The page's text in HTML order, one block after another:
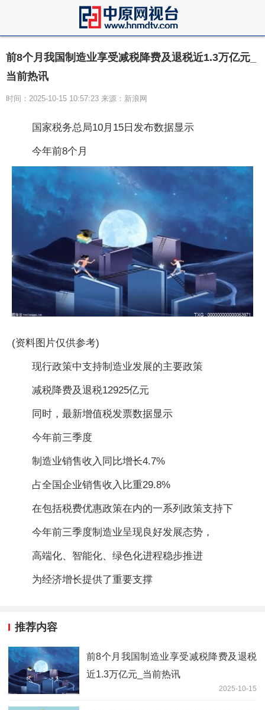
前8个月我国制造业享受减税降费及退税近1.3万亿元_
当前热讯
时间：2025-10-15 10:57:23 来源：新浪网
国家税务总局10月15日发布数据显示
今年前8个月
(资料图片仅供参考)
现行政策中支持制造业发展的主要政策
减税降费及退税12925亿元
同时，最新增值税发票数据显示
今年前三季度
制造业销售收入同比增长4.7%
占全国企业销售收入比重29.8%
在包括税费优惠政策在内的一系列政策支持下
今年前三季度制造业呈现良好发展态势，
高端化、智能化、绿色化进程稳步推进
为经济增长提供了重要支撑
推荐内容
前8个月我国制造业享受减税降费及退税
近1.3万亿元_当前热讯
2025-10-15